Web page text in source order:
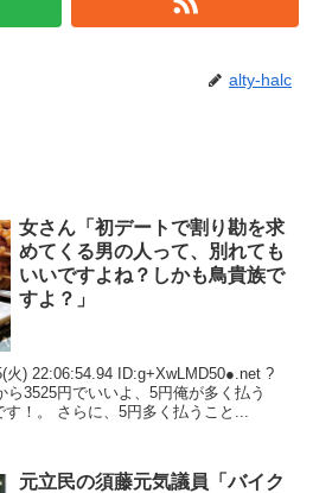
alty-halc
女さん「初デートで割り勘を求
めてくる男の人って、別れても
いいですよね？しかも鳥貴族で
すよ？」
火) 22:06:54.94 ID:g+XwLMD50●.net ?
ら3525円でいいよ、5円俺が多く払う
！。 さらに、5円多く払うこと...
元立民の須藤元気議員「バイク